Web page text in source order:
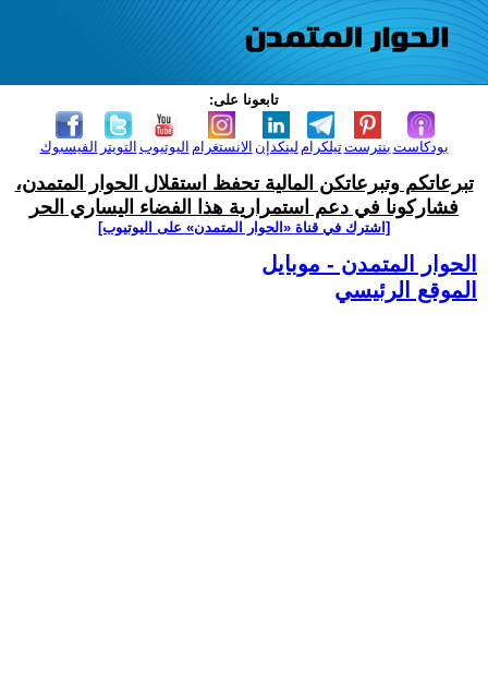
تابعونا على:
الفيسبوك التويتر اليوتيوب الانستغرام لينكدإن تيلكرامبنترست بودكاست
تبرعاتكم وتبرعاتكن المالية تحفظ استقلال الحوار المتمدن،
فشاركونا في دعم استمرارية هذا الفضاء اليساري الحر
[اشترك في قناة ‫«الحوار المتمدن» على اليوتيوب]
الحوار المتمدن - موبايل
الموقع الرئيسي